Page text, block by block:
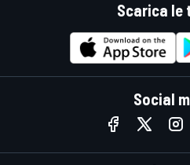
Scarica le
Social